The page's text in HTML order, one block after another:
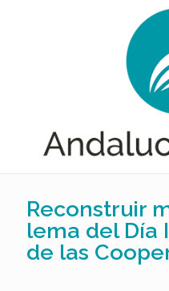
Reconstruir
lema del Día
de las